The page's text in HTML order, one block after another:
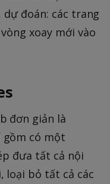
dự đoán: các trang
xoay mới vào
đơn giản là
có một
đưa tất cả nội
loại bỏ tất cả các